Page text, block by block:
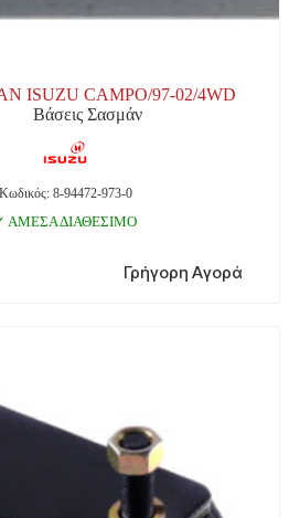
ISUZU CAMPO/97-02/4WD
Βάσεις Σασμάν
Κωδικός: 8-94472-973-0
ΑΜΕΣΑ ΔΙΑΘΕΣΙΜΟ
Γρήγορη Αγορά